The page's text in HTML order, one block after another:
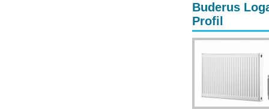
Buderus
Profil